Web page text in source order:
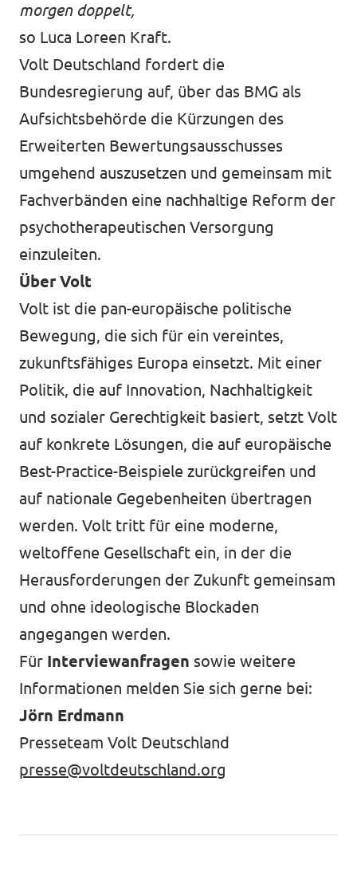
morgen doppelt,
so Luca Loreen Kraft.
Volt Deutschland fordert die
Bundesregierung auf, über das BMG als
Aufsichtsbehörde die Kürzungen des
Erweiterten Bewertungsausschusses
umgehend auszusetzen und gemeinsam mit
Fachverbänden eine nachhaltige Reform der
psychotherapeutischen Versorgung
einzuleiten.
Über Volt
Volt ist die pan-europäische politische
Bewegung, die sich für ein vereintes,
zukunftsfähiges Europa einsetzt. Mit einer
Politik, die auf Innovation, Nachhaltigkeit
und sozialer Gerechtigkeit basiert, setzt Volt
auf konkrete Lösungen, die auf europäische
Best-Practice-Beispiele zurückgreifen und
auf nationale Gegebenheiten übertragen
werden. Volt tritt für eine moderne,
weltoffene Gesellschaft ein, in der die
Herausforderungen der Zukunft gemeinsam
und ohne ideologische Blockaden
angegangen werden.
Für Interviewanfragen sowie weitere
Informationen melden Sie sich gerne bei:
Jörn Erdmann
Presseteam Volt Deutschland
presse@voltdeutschland.org